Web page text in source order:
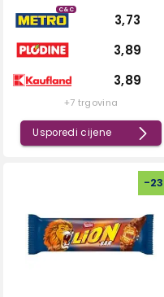
C&C
3,73
3,89
3,89
+7 trgovina
Usporedi cijene
-23